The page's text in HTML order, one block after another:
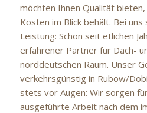
möchten Ihnen Qualität
Kosten im Blick behält. Bei
Leistung: Schon seit etlichen
erfahrener Partner für Dach-
norddeutschen Raum. Unser
verkehrsgünstig in Rubow/
stets vor Augen: Wir sorgen
ausgeführte Arbeit nach dem